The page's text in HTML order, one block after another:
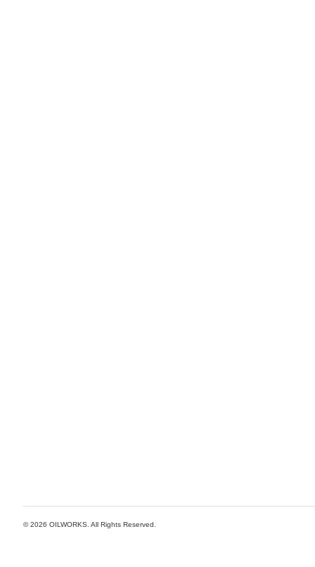
© 2026 OILWORKS . All Rights Reserved.